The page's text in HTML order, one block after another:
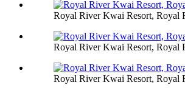
Royal River Kwai Resort, Royal
Royal River Kwai Resort, Royal
Royal River Kwai Resort, Royal